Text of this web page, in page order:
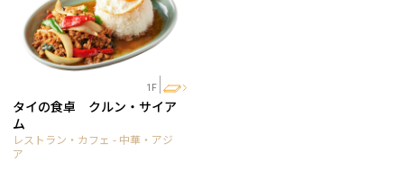
1F
タイの食卓 クルン・サイア
ム
レストラン・カフェ - 中華・アジ
ア